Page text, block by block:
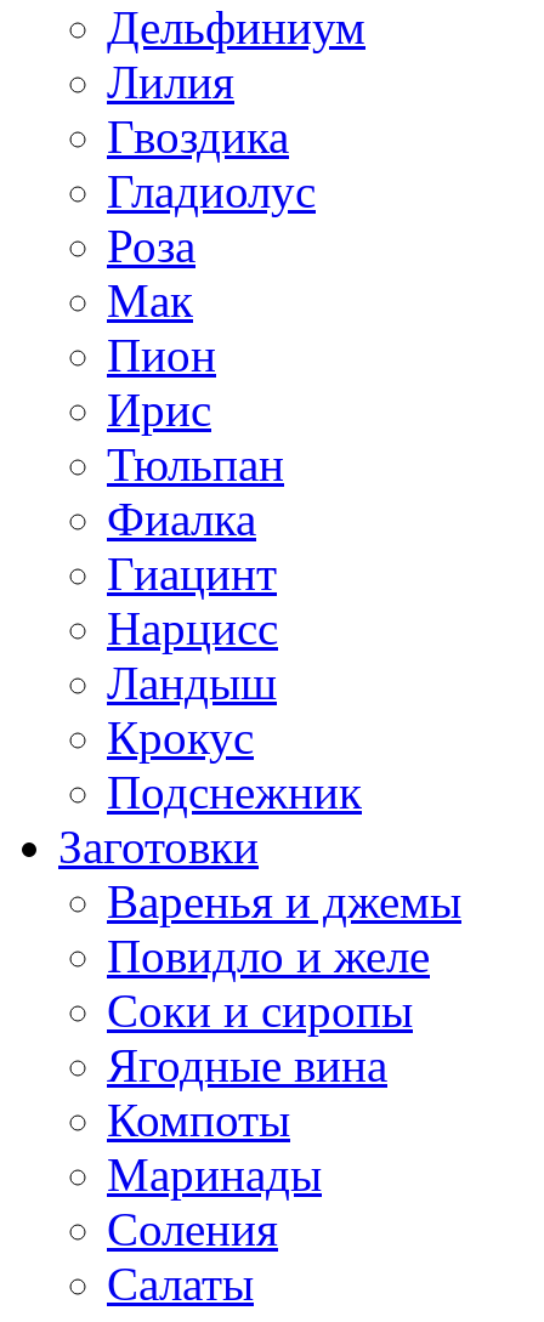
Дельфиниум
Лилия
Гвоздика
Гладиолус
Роза
Мак
Пион
Ирис
Тюльпан
Фиалка
Гиацинт
Нарцисс
Ландыш
Крокус
Подснежник
Заготовки
Варенья и джемы
Повидло и желе
Соки и сиропы
Ягодные вина
Компоты
Маринады
Соления
Салаты